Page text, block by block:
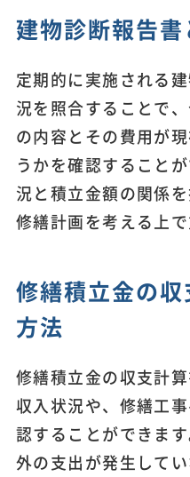
建物診断報告
定期的に実施される
況を照合することで
の内容とその費用が
うかを確認すること
況と積立金額の関係
修繕計画を考える上で
修繕積立金の
方法
修繕積立金の収支計
収入状況や、修繕工
認することができま
外の支出が発生して